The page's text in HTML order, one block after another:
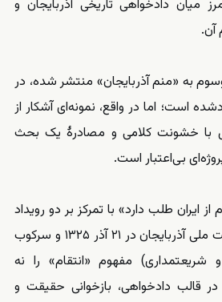
میان دادخواهی تاریخی آذربایجان و
آن.
به «منم آذربایجان» منتشر شده، در
است؛ اما در واقع، نمونه‌ای آشکار از
با خشونت کلامی و مصادرهٔ یک بحث
بی‌اعتبار است.
از ایران طلب دارد» با تمرکز بر دو رویداد
مشخص (سرکوب حکومت ملی آذربایجان در ۲۱ آذر ۱۳۲۵ و سرکوب
مفهوم «انتقام» را نه
قالب دادخواهی، بازخوانی حقیقت و